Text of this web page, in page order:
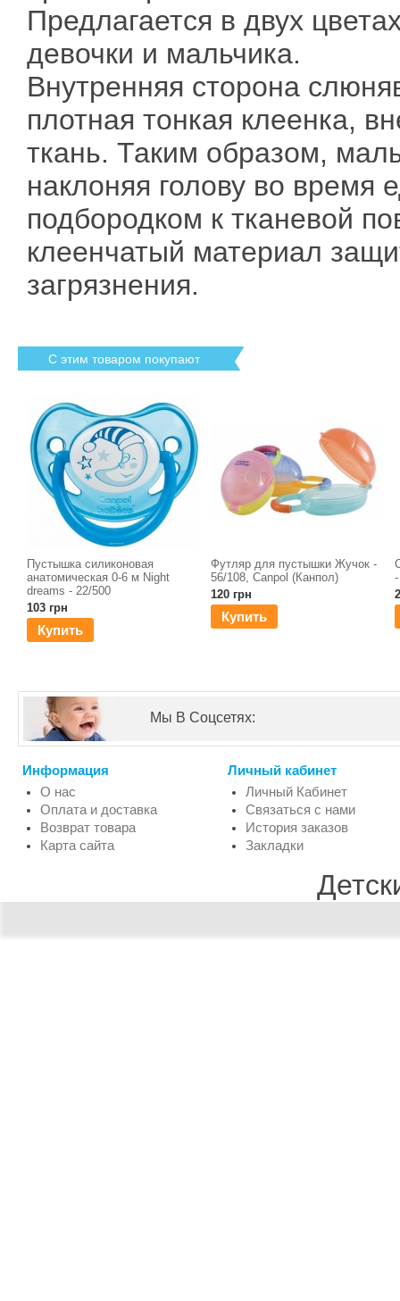
Предлагается в двух
девочки и мальчика.
Внутренняя сторона
плотная тонкая клеенка,
ткань. Таким образом,
наклоняя голову во время
подбородком к тканевой
клеенчатый материал
загрязнения.
С этим товаром покупают
Пустышка силиконовая
анатомическая 0-6 м Night
dreams - 22/500
103 грн
Купить
Футляр для пустышки Жучок -
56/108, Canpol (Канпол)
120 грн
Купить
Мы В Соцсетях:
Информация
О нас
Оплата и доставка
Возврат товара
Карта сайта
Личный кабинет
Личный Кабинет
Связаться с нами
История заказов
Закладки